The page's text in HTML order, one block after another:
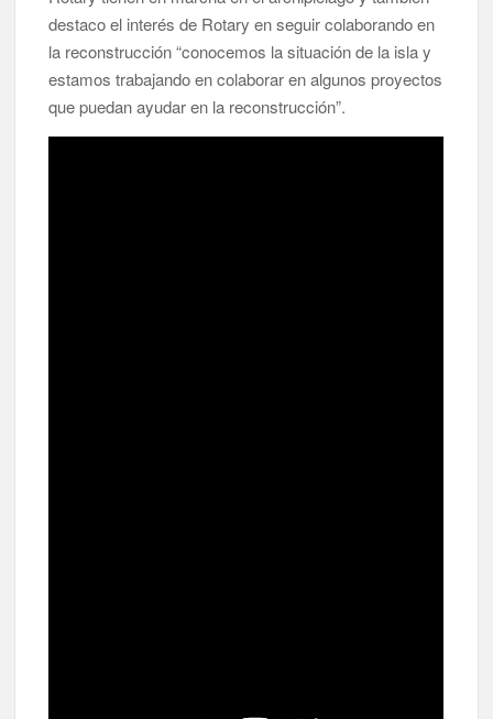
El Día de la Cometa reúne a cientos de familias en Santa Cruz
de La Palma y refuerza el comercio local en su sexta edición
destaco el interés de Rotary en seguir colaborando en
la reconstrucción “conocemos la situación de la isla y
estamos trabajando en colaborar en algunos proyectos
que puedan ayudar en la reconstrucción”.